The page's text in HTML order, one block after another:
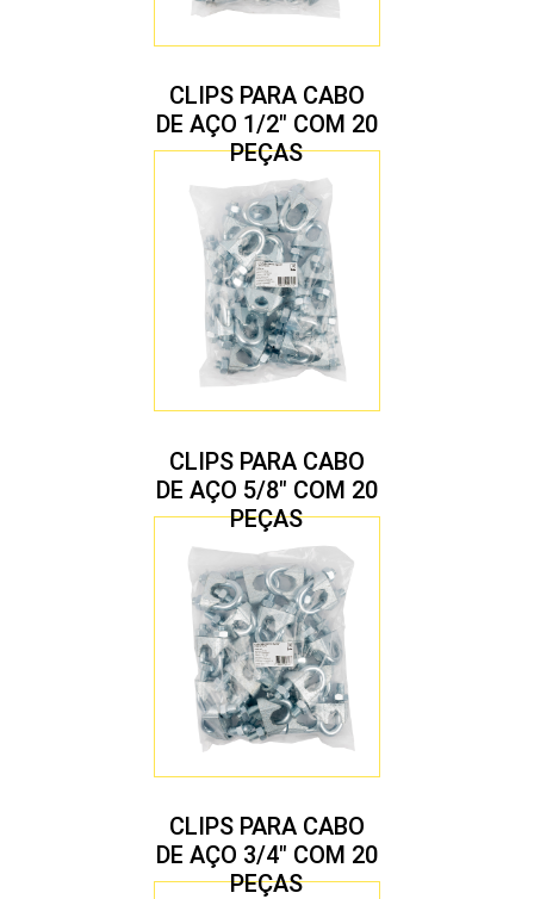
CLIPS PARA CABO
DE AÇO 1/2″ COM 20
PEÇAS
CLIPS PARA CABO
DE AÇO 5/8″ COM 20
PEÇAS
CLIPS PARA CABO
DE AÇO 3/4″ COM 20
PEÇAS